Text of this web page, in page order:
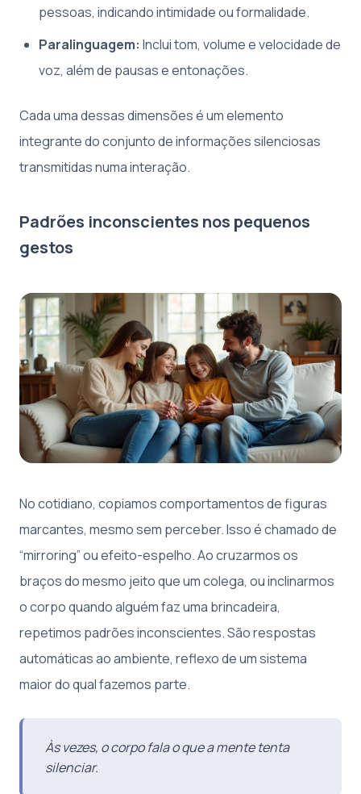
pessoas, indicando intimidade ou formalidade.
Paralinguagem: Inclui tom, volume e velocidade de
voz, além de pausas e entonações.
Cada uma dessas dimensões é um elemento
integrante do conjunto de informações silenciosas
transmitidas numa interação.
Padrões inconscientes nos pequenos
gestos
No cotidiano, copiamos comportamentos de figuras
marcantes, mesmo sem perceber. Isso é chamado de
“mirroring” ou efeito-espelho. Ao cruzarmos os
braços do mesmo jeito que um colega, ou inclinarmos
o corpo quando alguém faz uma brincadeira,
repetimos padrões inconscientes. São respostas
automáticas ao ambiente, reflexo de um sistema
maior do qual fazemos parte.
Às vezes, o corpo fala o que a mente tenta
silenciar.